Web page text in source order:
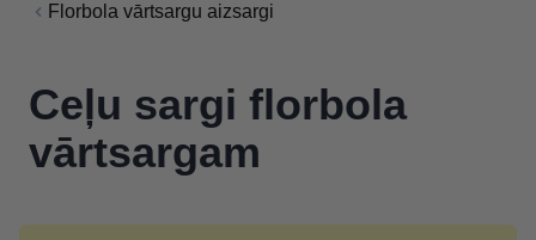
Florbola vārtsargu aizsargi
Ceļu sargi florbola
vārtsargam